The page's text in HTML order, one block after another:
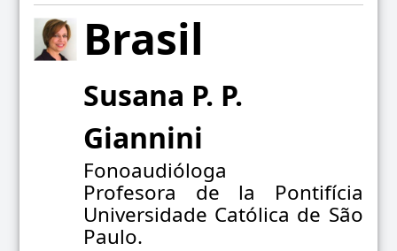
Brasil
Susana P. P.
Giannini
Fonoaudióloga
Profesora de la Pontifícia
Universidade Católica de São
Paulo.